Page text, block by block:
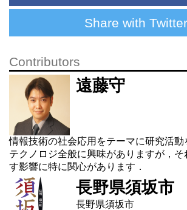
Share with Twitter
Contributors
遠藤守
情報技術の社会応用をテーマに研究活動
テクノロジ全般に興味がありますが，
す影響に特に関心があります．
長野県須坂市
長野県須坂市